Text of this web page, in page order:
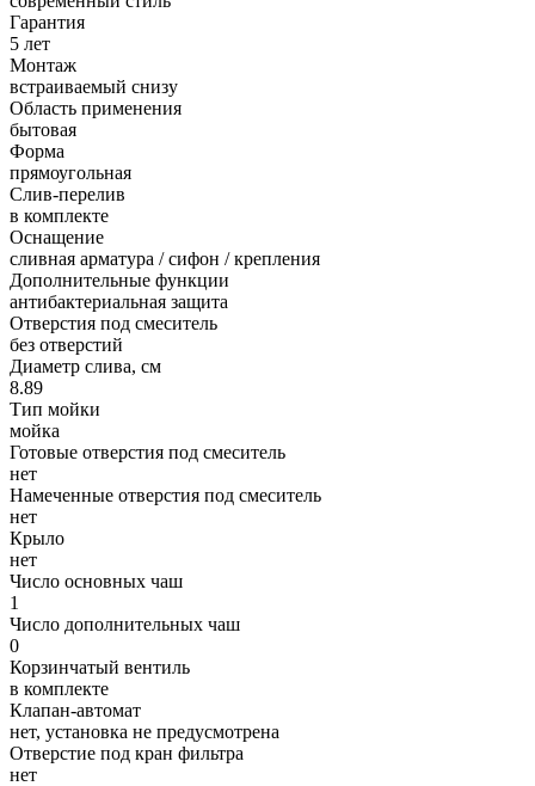
Гарантия
5 лет
Монтаж
встраиваемый снизу
Область применения
бытовая
Форма
прямоугольная
Слив-перелив
в комплекте
Оснащение
сливная арматура / сифон / крепления
Дополнительные функции
антибактериальная защита
Отверстия под смеситель
без отверстий
Диаметр слива, см
8.89
Тип мойки
мойка
Готовые отверстия под смеситель
нет
Намеченные отверстия под смеситель
нет
Крыло
нет
Число основных чаш
1
Число дополнительных чаш
0
Корзинчатый вентиль
в комплекте
Клапан-автомат
нет, установка не предусмотрена
Отверстие под кран фильтра
нет